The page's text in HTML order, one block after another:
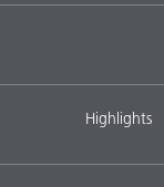
Highlights